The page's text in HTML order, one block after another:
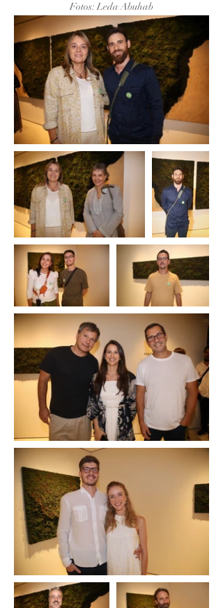
Fotos: Leda Abuhab